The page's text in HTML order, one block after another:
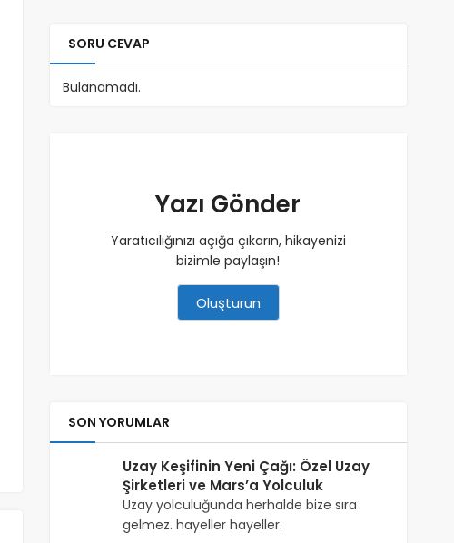
SORU CEVAP
Bulanamadı.
Yazı Gönder
Yaratıcılığınızı açığa çıkarın, hikayenizi
bizimle paylaşın!
Oluşturun
SON YORUMLAR
Uzay Keşifinin Yeni Çağı: Özel Uzay
Şirketleri ve Mars’a Yolculuk
Uzay yolculuğunda herhalde bize sıra
gelmez. hayeller hayeller.